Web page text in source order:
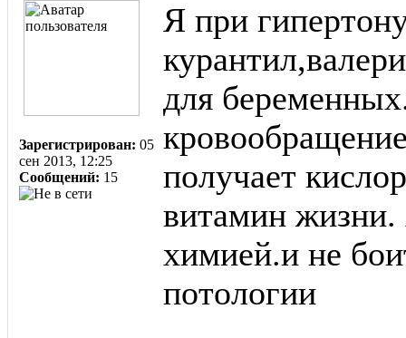
Зарегистрирован: 05
сен 2013, 12:25
Сообщений: 15
Я при
для
получает
витамин жизни.
химией.и не
потологии